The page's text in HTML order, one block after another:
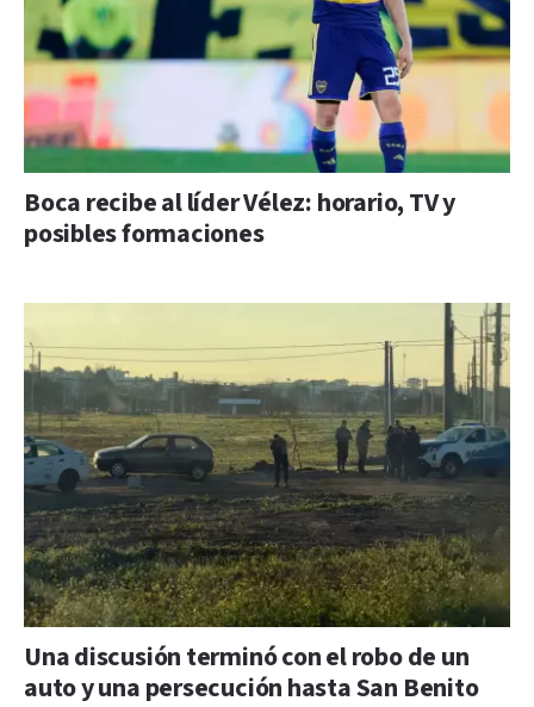
Boca recibe al líder Vélez: horario, TV y
posibles formaciones
Una discusión terminó con el robo de un
auto y una persecución hasta San Benito